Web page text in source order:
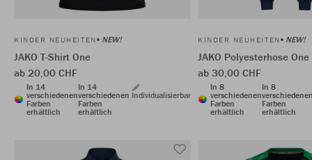
KINDER NEUHEITEN NEW!
JAKO T-Shirt One
ab 20,00 CHF
In 14
verschiedenen
Farben
erhältlich
In 14
verschiedenen
Farben
erhältlich
Individualisierbar
KINDER NEUHEITEN NEW!
JAKO Polyesterhose One
ab 30,00 CHF
In 8
verschiedenen
Farben
erhältlich
In 8
Farben
erhältlich